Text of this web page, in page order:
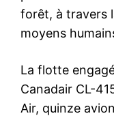
Insight
À propos
Nous contacter